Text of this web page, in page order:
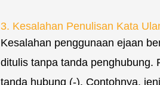
3. Kesalahan Penulisan Kata
Kesalahan penggunaan ejaan
ditulis tanpa tanda penghubung.
tanda hubung (-). Contohnya,